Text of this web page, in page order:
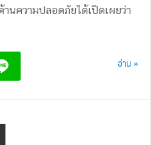
นความปลอดภัยได้เปิดเผยว่า
อ่าน »